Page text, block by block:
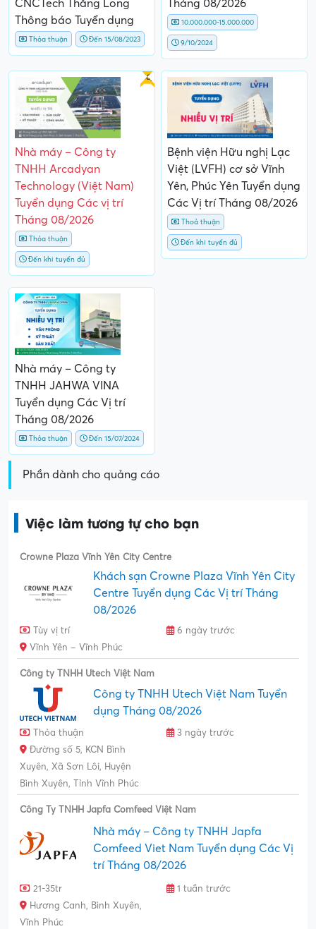
CNCTech Thăng Long
Thông báo Tuyển dụng
Thỏa thuận Đến 15/08/2023
Tháng 08/2026
10.000.000-15.000.000
9/10/2024
Gấp
Nhà máy – Công ty
TNHH Arcadyan
Technology (Việt Nam)
Tuyển dụng Các vị trí
Tháng 08/2026
Thỏa thuận
Đến khi tuyển đủ
Bệnh viện Hữu nghị Lạc
Việt (LVFH) cơ sở Vĩnh
Yên, Phúc Yên Tuyển dụng
Các Vị trí Tháng 08/2026
Thoả thuận
Đến khi tuyển đủ
Nhà máy – Công ty
TNHH JAHWA VINA
Tuyển dụng Các Vị trí
Tháng 08/2026
Thỏa thuận Đến 15/07/2024
Phần dành cho quảng cáo
Việc làm tương tự cho bạn
Crowne Plaza Vĩnh Yên City Centre
Khách sạn Crowne Plaza Vĩnh Yên City
Centre Tuyển dụng Các Vị trí Tháng
08/2026
Tùy vị trí
6 ngày trước
Vĩnh Yên – Vĩnh Phúc
Công ty TNHH Utech Việt Nam
Công ty TNHH Utech Việt Nam Tuyển
dụng Tháng 08/2026
Thỏa thuận
3 ngày trước
Đường số 5, KCN Bình
Xuyên, Xã Sơn Lôi, Huyện
Bình Xuyên, Tỉnh Vĩnh Phúc
Công Ty TNHH Japfa Comfeed Việt Nam
Nhà máy – Công ty TNHH Japfa
Comfeed Viet Nam Tuyển dụng Các Vị
trí Tháng 08/2026
21-35tr
1 tuần trước
Hương Canh, Bình Xuyên,
Vĩnh Phúc